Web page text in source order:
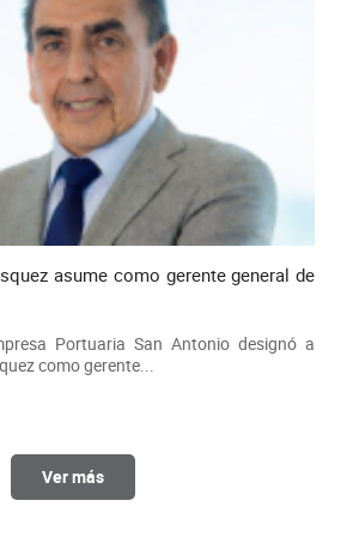
asume como gerente general de
Portuaria San Antonio designó a
como gerente...
Ver más